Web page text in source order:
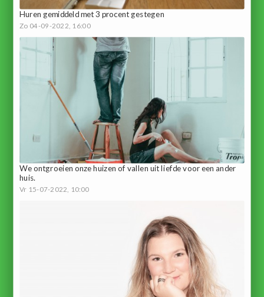
Huren gemiddeld met 3 procent gestegen
Zo 04-09-2022, 16:00
We ontgroeien onze huizen of vallen uit liefde voor een ander
huis.
Vr 15-07-2022, 10:00